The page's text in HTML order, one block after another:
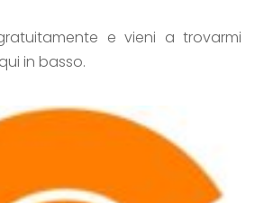
e vieni a trovarmi
in basso.